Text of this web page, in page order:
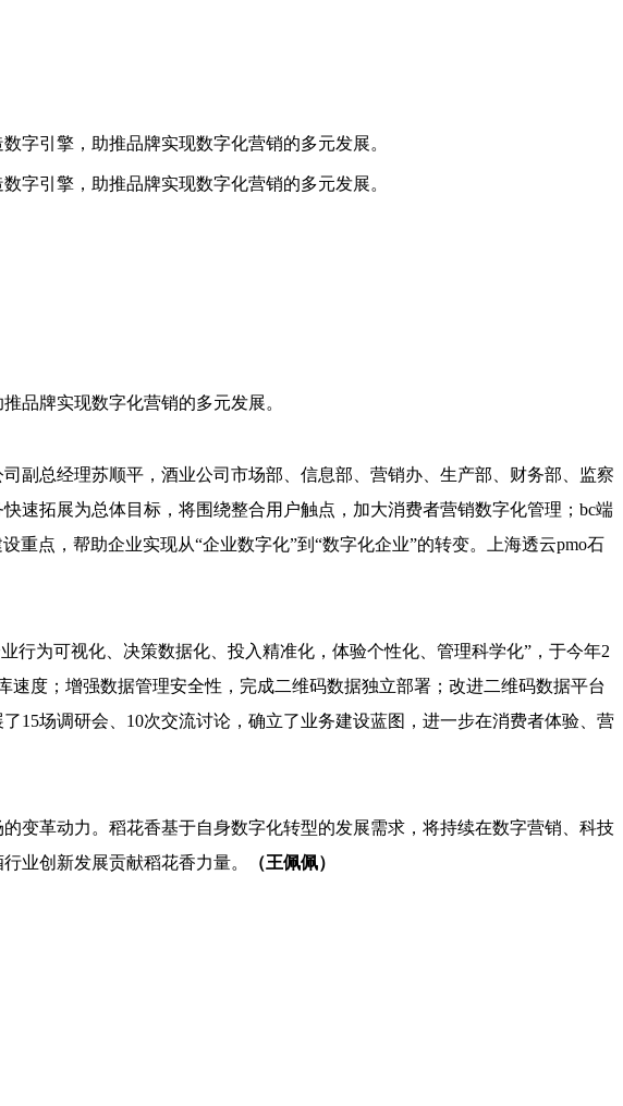
字引擎，助推品牌实现数字化营销的多元发展。
字引擎，助推品牌实现数字化营销的多元发展。
品牌实现数字化营销的多元发展。
副总经理苏顺平，酒业公司市场部、信息部、营销办、生产部、财务部、监察
速拓展为总体目标，将围绕整合用户触点，加大消费者营销数字化管理；bc端
点，帮助企业实现从“企业数字化”到“数字化企业”的转变。上海透云pmo石
行为可视化、决策数据化、投入精准化，体验个性化、管理科学化”，于今年2
度；增强数据管理安全性，完成二维码数据独立部署；改进二维码数据平台
15场调研会、10次交流讨论，确立了业务建设蓝图，进一步在消费者体验、营
变革动力。稻花香基于自身数字化转型的发展需求，将持续在数字营销、科技
业创新发展贡献稻花香力量。
（王佩佩）